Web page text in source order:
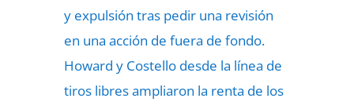
y expulsión tras pedir una revisión
en una acción de fuera de fondo.
Howard y Costello desde la línea de
tiros libres ampliaron la renta de los